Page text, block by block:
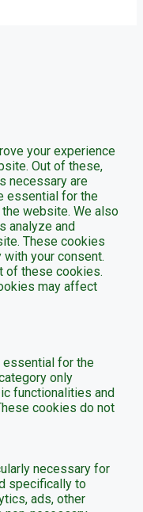
your experience
Out of these,
necessary are
essential for the
website. We also
analyze and
These cookies
your consent.
of these cookies.
may affect
essential for the
only
functionalities and
cookies do not
necessary for
specifically to
ads, other